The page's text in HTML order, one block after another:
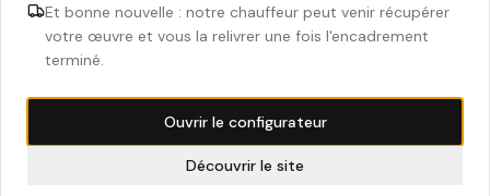
Rail biseauté pour un accrochage parfaitement droit et
sécurisé. Obligatoire au-delà de 70 × 100 cm, disponible pour
tous les formats.
En savoir plus sur les systèmes d'accrochage
Guide de montage cadre vide
Et bonne nouvelle : notre chauffeur peut venir récupérer
votre œuvre et vous la relivrer une fois l'encadrement
terminé.
Ouvrir le configurateur
Découvrir le site